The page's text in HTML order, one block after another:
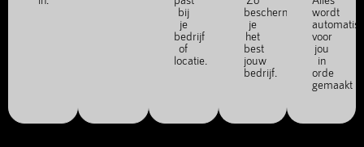
bij
je
bedrijf
of
locatie.
bescherm
je
het
best
jouw
bedrijf.
wordt
voor
jou
in
orde
gemaakt